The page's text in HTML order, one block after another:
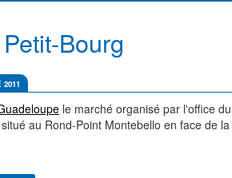
Bourg
le marché organisé par l'office
au Rond-Point Montebello en face de